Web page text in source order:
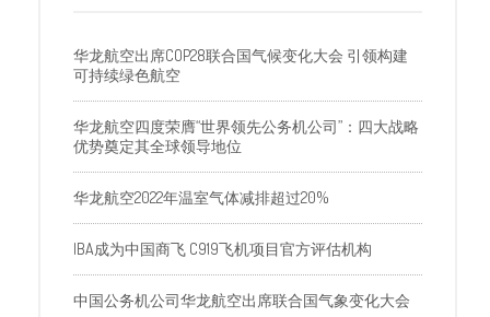
华龙航空出席COP28联合国气候变化大会 引领构建
可持续绿色航空
华龙航空四度荣膺“世界领先公务机公司”：四大战略
优势奠定其全球领导地位
华龙航空2022年温室气体减排超过20%
IBA成为中国商飞 C919飞机项目官方评估机构
中国公务机公司华龙航空出席联合国气象变化大会